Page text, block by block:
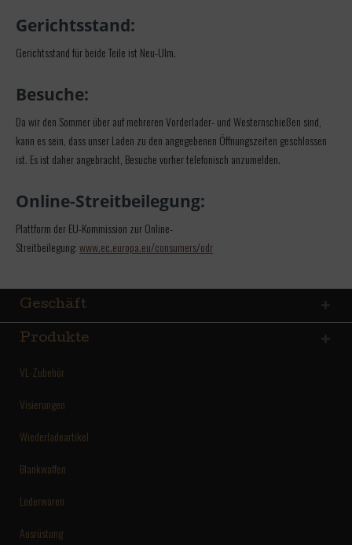
Gerichtsstand:
Gerichtsstand für beide Teile ist Neu-Ulm.
Besuche:
Da wir den Sommer über auf mehreren Vorderlader- und Westernschießen sind,
kann es sein, dass unser Laden zu den angegebenen Öffnungszeiten geschlossen
ist. Es ist daher angebracht, Besuche vorher telefonisch anzumelden.
Online-Streitbeilegung:
Plattform der EU-Kommission zur Online-
Streitbeilegung:www.ec.europa.eu/consumers/odr
Geschäft
Produkte
VL-Zubehör
Visierungen
Wiederladeartikel
Blankwaffen
Lederwaren
Ausrüstung